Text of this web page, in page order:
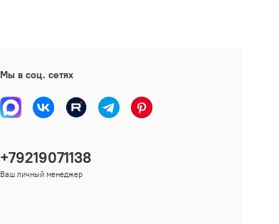
Мы в соц. сетях
+79219071138
Ваш личный менеджер